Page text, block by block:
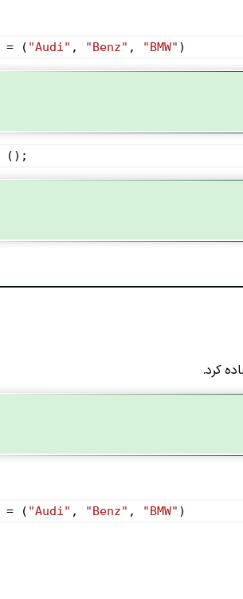
= ( "Audi" , "Benz" , "BMW" )
();
کرد.
= ( "Audi" , "Benz" , "BMW" )